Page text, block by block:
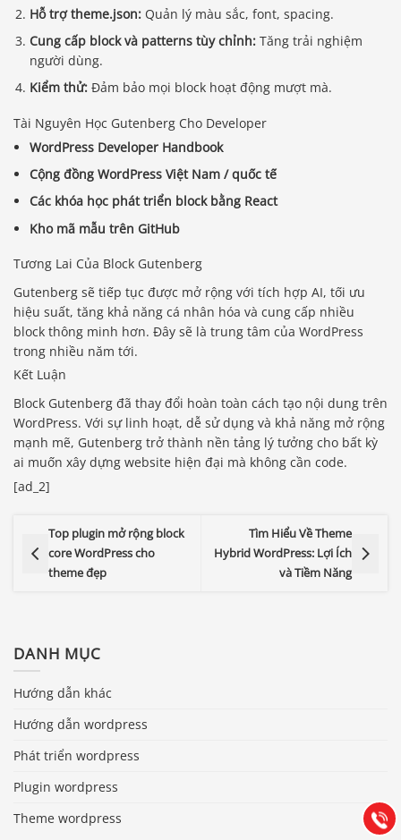
Hỗ trợ theme.json: Quản lý màu sắc, font, spacing.
Cung cấp block và patterns tùy chỉnh: Tăng trải nghiệm
người dùng.
Kiểm thử: Đảm bảo mọi block hoạt động mượt mà.
Tài Nguyên Học Gutenberg Cho Developer
WordPress Developer Handbook
Cộng đồng WordPress Việt Nam / quốc tế
Các khóa học phát triển block bằng React
Kho mã mẫu trên GitHub
Tương Lai Của Block Gutenberg
Gutenberg sẽ tiếp tục được mở rộng với tích hợp AI, tối ưu
hiệu suất, tăng khả năng cá nhân hóa và cung cấp nhiều
block thông minh hơn. Đây sẽ là trung tâm của WordPress
trong nhiều năm tới.
Kết Luận
Block Gutenberg đã thay đổi hoàn toàn cách tạo nội dung trên
WordPress. Với sự linh hoạt, dễ sử dụng và khả năng mở rộng
mạnh mẽ, Gutenberg trở thành nền tảng lý tưởng cho bất kỳ
ai muốn xây dựng website hiện đại mà không cần code.
[ad_2]
Top plugin mở rộng block
core WordPress cho
theme đẹp
Tìm Hiểu Về Theme
Hybrid WordPress: Lợi Ích
và Tiềm Năng
DANH MỤC
Hướng dẫn khác
Hướng dẫn wordpress
Phát triển wordpress
Plugin wordpress
Theme wordpress
Gọi
(028) 22.166.144